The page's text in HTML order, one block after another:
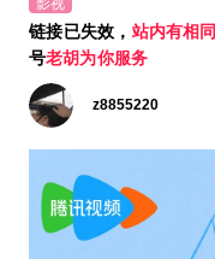
链接已失效， 站内有相
号老胡为你服务
z8855220